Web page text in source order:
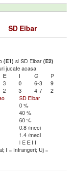
SD Eibar
(E1) si SD Eibar (E2)
jucate acasa
E I G
P
3 0 6-3
9
2 3 4-7
2
SD Eibar
0 %
40 %
60 %
0.8 /meci
1.4 /meci
I E E I I
I = Infrangeri; Uj =